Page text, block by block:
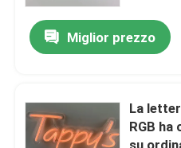
Miglior prezzo
La
RGB
su